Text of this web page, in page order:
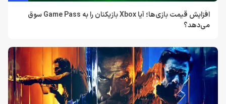
افزایش قیمت بازی‌ها؛ آیا Xbox بازیکنان را به Game Pass سوق
می‌دهد؟